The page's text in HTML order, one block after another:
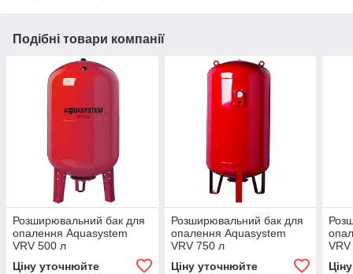
Подібні товари компанії
Розширювальний бак для
опалення Aquasystem
VRV 500 л
Ціну уточнюйте
Розширювальний бак для
опалення Aquasystem
VRV 750 л
Ціну уточнюйте